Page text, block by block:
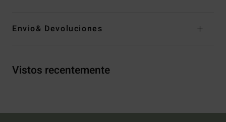
Envio& Devoluciones
Vistos recentemente